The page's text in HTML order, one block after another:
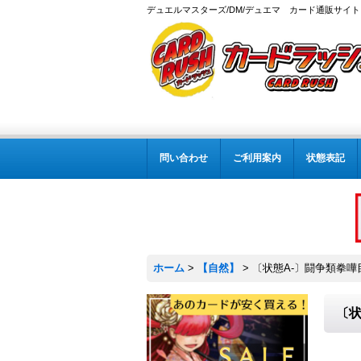
デュエルマスターズ/DM/デュエマ カード通販サイト
問い合わせ ご利用案内 状態表記
ホーム > 【自然】 > 〔状態A-〕闘争類拳
〔